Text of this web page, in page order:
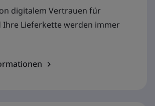
digitalem Vertrauen für
Ihre Lieferkette werden immer